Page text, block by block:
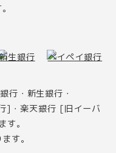
行・新生銀行・
]・楽天銀行 [旧イーバ
。
す。